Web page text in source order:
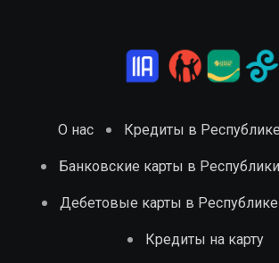
О нас Кредиты в
Банковские карты в
Дебетовые карты в Республике
Кредиты на карту